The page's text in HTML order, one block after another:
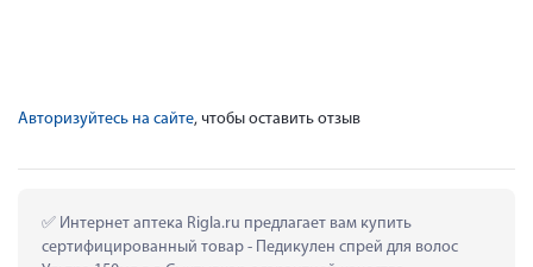
Авторизуйтесь на сайте, чтобы оставить отзыв
Интернет аптека Rigla.ru предлагает вам купить
сертифицированный товар - Педикулен спрей для волос